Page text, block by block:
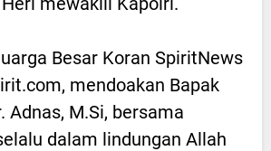
Besar Koran SpiritNews
mendoakan Bapak
Adnas, M.Si, bersama
dalam lindungan Allah